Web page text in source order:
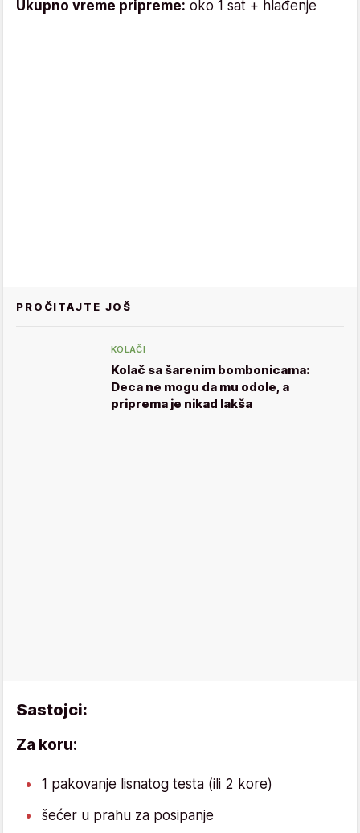
Ukupno vreme pripreme: oko 1 sat + hlađenje
PROČITAJTE JOŠ
KOLAČI
Kolač sa šarenim bombonicama:
Deca ne mogu da mu odole, a
priprema je nikad lakša
Sastojci:
Za koru:
1 pakovanje lisnatog testa (ili 2 kore)
šećer u prahu za posipanje